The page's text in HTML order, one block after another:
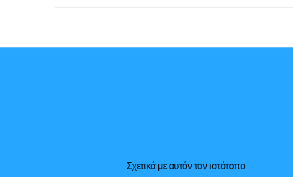
Σχετικά με αυτόν τον ιστότοπο